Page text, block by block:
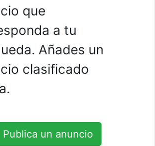
que
a tu
Añades un
clasificado
Publica un anuncio